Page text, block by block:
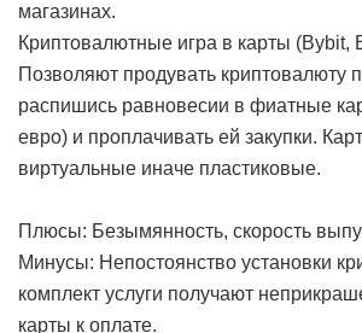
магазинах.
Криптовалютные игра в карты (Bybit,
Позволяют продувать криптовалюту
распишись равновесии в фиатные
евро) и проплачивать ей закупки.
виртуальные иначе пластиковые.
Плюсы: Безымянность, скорость
Минусы: Непостоянство установки
комплект услуги получают
карты к оплате.